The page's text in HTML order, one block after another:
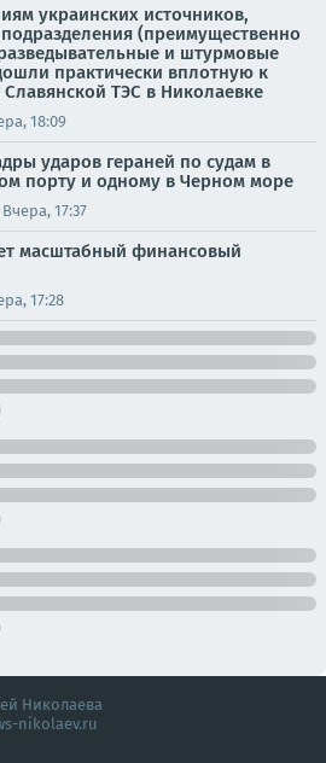
украинских источников,
(преимущественно
и штурмовые
практически вплотную к
ТЭС в Николаевке
18:09
ударов гераней по судам в
порту и одному в Черном море
Вчера, 17:37
масштабный финансовый
17:28
Николаева
nikolaev.ru